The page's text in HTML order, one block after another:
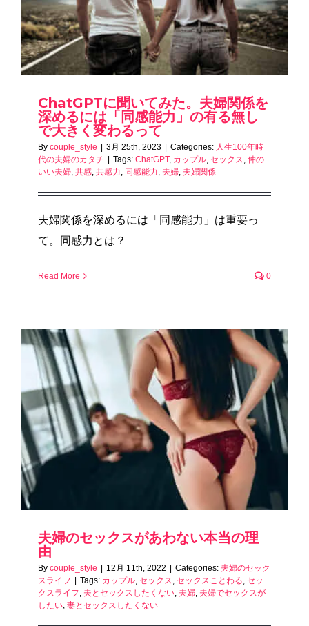
ChatGPTに聞いてみた。夫婦関係を
深めるには「同感能力」の有る無し
で大きく変わるって
By couple_style 3月 25th, 2023 Categories: 人生100年時
代の夫婦のカタチ
Tags: ChatGPT, カップル, セックス, 仲の
いい夫婦, 共感, 共感力, 同感能力, 夫婦, 夫婦関係
夫婦関係を深めるには「同感能力」は重要っ
て。同感力とは？
Read More 0
夫婦のセックスがあわない本当の理
由
By couple_style 12月 11th, 2022 Categories: 夫婦のセック
スライフ
Tags: カップル, セックス, セックスことわる, セッ
クスライフ, 夫とセックスしたくない, 夫婦, 夫婦でセックスが
したい, 妻とセックスしたくない